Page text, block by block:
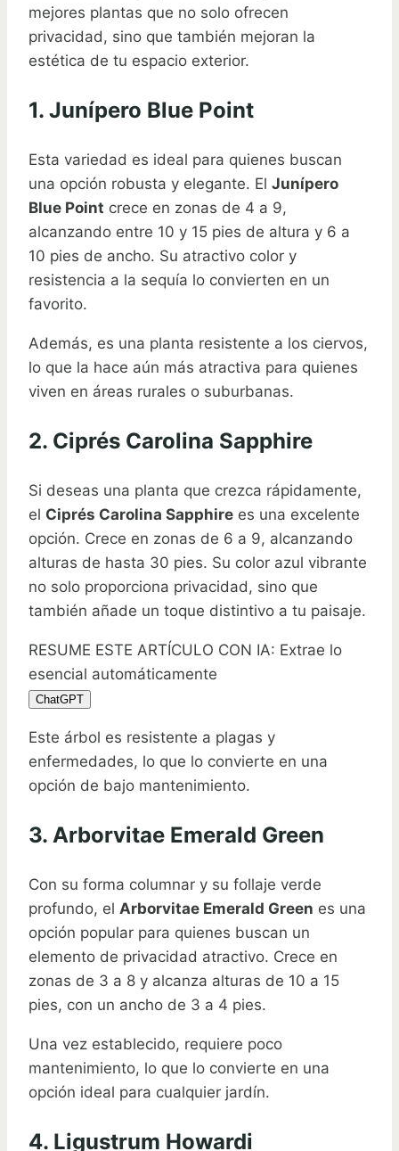
mejores plantas que no solo ofrecen
privacidad, sino que también mejoran la
estética de tu espacio exterior.
1. Junípero Blue Point
Esta variedad es ideal para quienes buscan
una opción robusta y elegante. El Junípero
Blue Point crece en zonas de 4 a 9,
alcanzando entre 10 y 15 pies de altura y 6 a
10 pies de ancho. Su atractivo color y
resistencia a la sequía lo convierten en un
favorito.
Además, es una planta resistente a los ciervos,
lo que la hace aún más atractiva para quienes
viven en áreas rurales o suburbanas.
2. Ciprés Carolina Sapphire
Si deseas una planta que crezca rápidamente,
el Ciprés Carolina Sapphire es una excelente
opción. Crece en zonas de 6 a 9, alcanzando
alturas de hasta 30 pies. Su color azul vibrante
no solo proporciona privacidad, sino que
también añade un toque distintivo a tu paisaje.
RESUME ESTE ARTÍCULO CON IA: Extrae lo
esencial automáticamente
ChatGPT
Este árbol es resistente a plagas y
enfermedades, lo que lo convierte en una
opción de bajo mantenimiento.
3. Arborvitae Emerald Green
Con su forma columnar y su follaje verde
profundo, el Arborvitae Emerald Green es una
opción popular para quienes buscan un
elemento de privacidad atractivo. Crece en
zonas de 3 a 8 y alcanza alturas de 10 a 15
pies, con un ancho de 3 a 4 pies.
Una vez establecido, requiere poco
mantenimiento, lo que lo convierte en una
opción ideal para cualquier jardín.
4. Ligustrum Howardi